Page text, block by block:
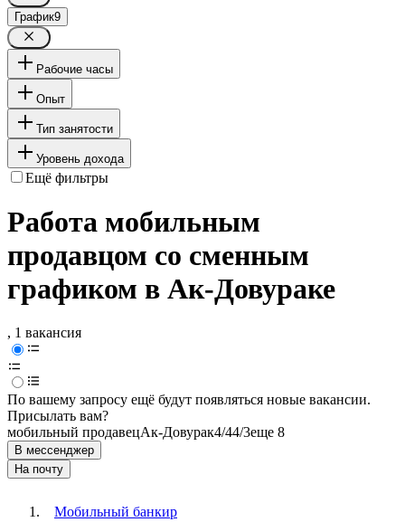
График9
Рабочие часы
Опыт
Тип занятости
Уровень дохода
Ещё фильтры
Работа мобильным
продавцом со сменным
графиком в Ак-Довураке
, 1 вакансия
По вашему запросу ещё будут появляться новые вакансии.
Присылать вам?
мобильный продавецАк-Довурак4/44/3еще 8
В мессенджер
На почту
Мобильный банкир